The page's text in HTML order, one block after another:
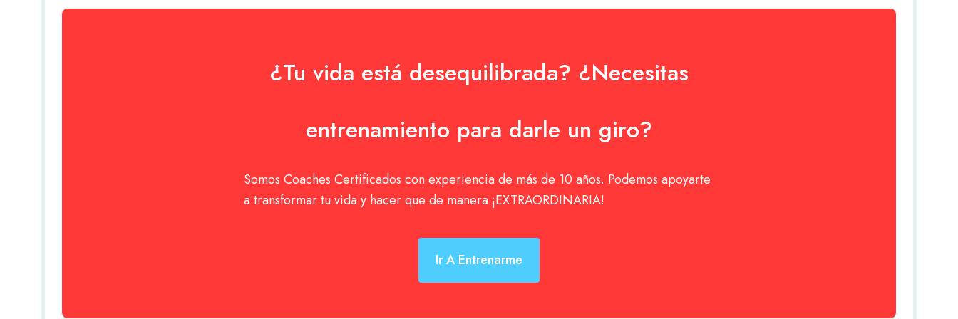
¿Tu vida está desequilibrada? ¿Necesitas
entrenamiento para darle un giro?
Somos Coaches Certificados con experiencia de más de 10 años. Podemos apoyarte
a transformar tu vida y hacer que de manera ¡EXTRAORDINARIA!
Ir A Entrenarme